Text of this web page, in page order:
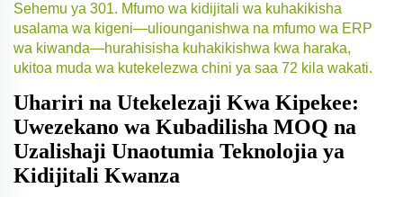
Sehemu ya 301. Mfumo wa kidijitali wa kuhakikisha
usalama wa kigeni—uliounganishwa na mfumo wa ERP
wa kiwanda—hurahisisha kuhakikishwa kwa haraka,
ukitoa muda wa kutekelezwa chini ya saa 72 kila wakati.
Uhariri na Utekelezaji Kwa Kipekee:
Uwezekano wa Kubadilisha MOQ na
Uzalishaji Unaotumia Teknolojia ya
Kidijitali Kwanza